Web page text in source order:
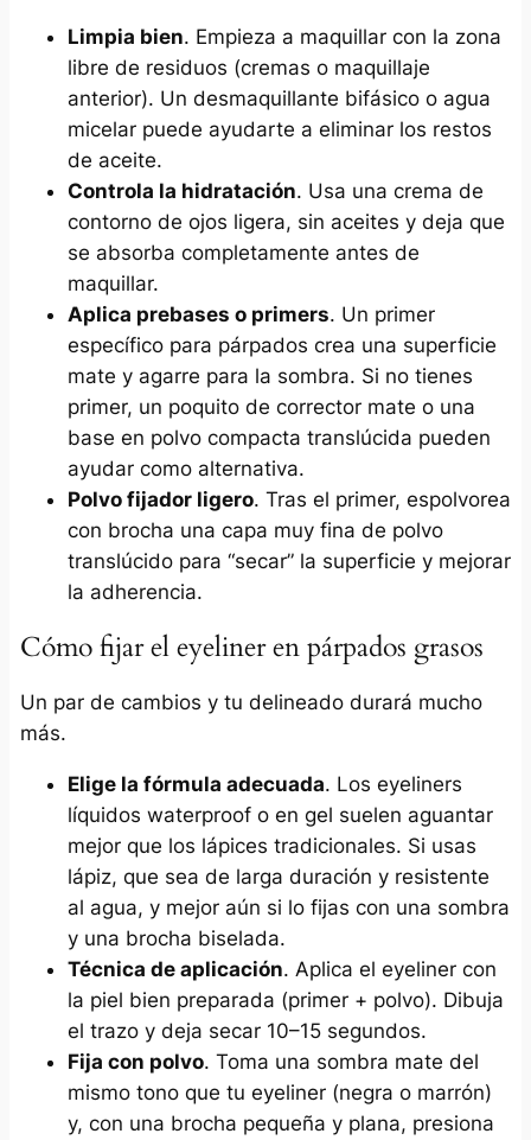
Limpia bien. Empieza a maquillar con la zona
libre de residuos (cremas o maquillaje
anterior). Un desmaquillante bifásico o agua
micelar puede ayudarte a eliminar los restos
de aceite.
Controla la hidratación. Usa una crema de
contorno de ojos ligera, sin aceites y deja que
se absorba completamente antes de
maquillar.
Aplica prebases o primers. Un primer
específico para párpados crea una superficie
mate y agarre para la sombra. Si no tienes
primer, un poquito de corrector mate o una
base en polvo compacta translúcida pueden
ayudar como alternativa.
Polvo fijador ligero. Tras el primer, espolvorea
con brocha una capa muy fina de polvo
translúcido para “secar” la superficie y mejorar
la adherencia.
Cómo fijar el eyeliner en párpados grasos
Un par de cambios y tu delineado durará mucho
más.
Elige la fórmula adecuada. Los eyeliners
líquidos waterproof o en gel suelen aguantar
mejor que los lápices tradicionales. Si usas
lápiz, que sea de larga duración y resistente
al agua, y mejor aún si lo fijas con una sombra
y una brocha biselada.
Técnica de aplicación. Aplica el eyeliner con
la piel bien preparada (primer + polvo). Dibuja
el trazo y deja secar 10–15 segundos.
Fija con polvo. Toma una sombra mate del
mismo tono que tu eyeliner (negra o marrón)
y, con una brocha pequeña y plana, presiona